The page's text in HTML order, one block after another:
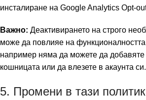
инсталиране на Google Analytics Opt-
Важно: Деактивирането на строго
може да повлияе на
например няма да можете да добавяте
кошницата или да влезете в акаунта си.
5. Промени в тази